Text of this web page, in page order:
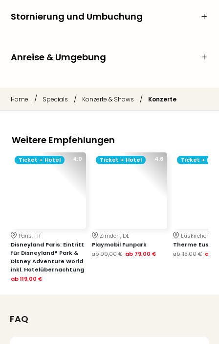
Stornierung und Umbuchung
Anreise & Umgebung
Home / Specials / Konzerte & Shows / Konzerte
Weitere Empfehlungen
4.0
Ticket + Hotel
Paris, FR
Disneyland Paris: Eintritt
für Disneyland® Park &
Disney Adventure World
inkl. Hotelübernachtung
ab119,00 €
4.6
Ticket + Hotel
Zirndorf, DE
Playmobil Funpark
ab99,00 € ab 79,00 €
Ticket +
Euskirchen, DE
Therme
ab115,00 € ab
FAQ